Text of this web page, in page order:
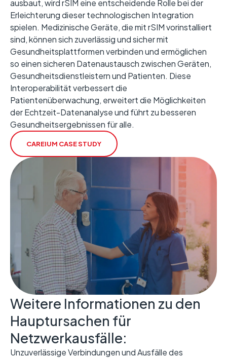
ausbaut, wird rSIM eine entscheidende Rolle bei der
Erleichterung dieser technologischen Integration
spielen. Medizinische Geräte, die mit rSIM vorinstalliert
sind, können sich zuverlässig und sicher mit
Gesundheitsplattformen verbinden und ermöglichen
so einen sicheren Datenaustausch zwischen Geräten,
Gesundheitsdienstleistern und Patienten. Diese
Interoperabilität verbessert die
Patientenüberwachung, erweitert die Möglichkeiten
der Echtzeit-Datenanalyse und führt zu besseren
Gesundheitsergebnissen für alle.
CAREIUM CASE STUDY
Weitere Informationen zu den
Hauptursachen für
Netzwerkausfälle:
Unzuverlässige Verbindungen und Ausfälle des